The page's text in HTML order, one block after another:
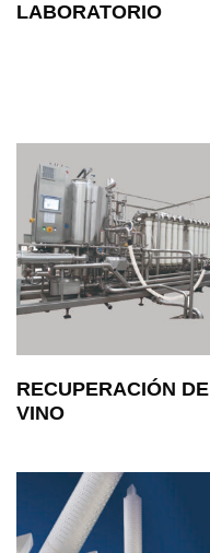
LABORATORIO
RECUPERACIÓN DE
VINO